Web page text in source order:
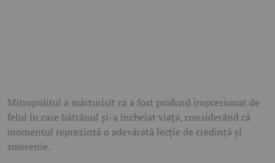
Mitropolitul a mărturisit că a fost profund impresionat de
felul în care bătrânul și-a încheiat viața, considerând că
momentul reprezintă o adevărată lecție de credință și
smerenie.